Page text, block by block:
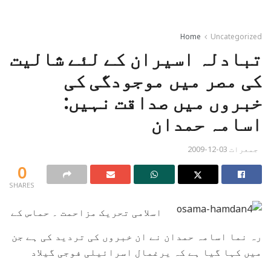
Home Uncategorized
تبادلہ اسیران کے لئے شالیت
کی مصر میں موجودگی کی
خبروں میں صداقت نہیں:
اسامہ حمدان
جمعرات 03-12-2009
0
SHARES
اسلامی تحریک مزاحمت ۔ حماس کے
رہ نما اسامہ حمدان نے ان خبروں کی تردید کی ہے جن
میں کہا گیا ہے کہ یرغمال اسرائیلی فوجی گیلاد